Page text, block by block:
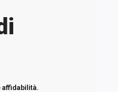
affidabilità.